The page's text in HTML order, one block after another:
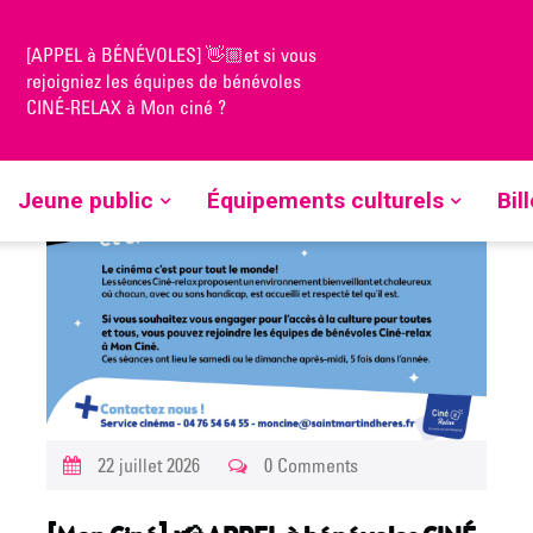
[APPEL à BÉNÉVOLES] 👋🏼et si vous
rejoigniez les équipes de bénévoles
CINÉ-RELAX à Mon ciné ?
Jeune public Équipements culturels
22 juillet 2026 0 Comments